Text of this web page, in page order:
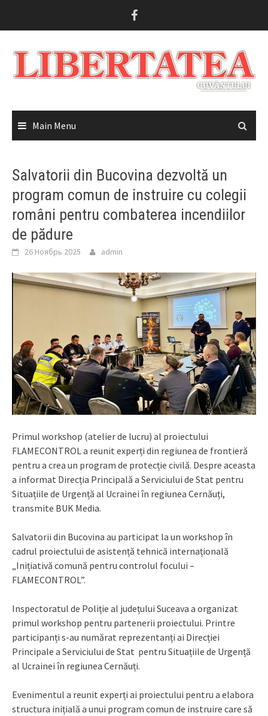
Main Menu
Salvatorii din Bucovina dezvoltă un
program comun de instruire cu colegii
români pentru combaterea incendiilor
de pădure
26 Ноябрь 2025 admin
Primul workshop (atelier de lucru) al proiectului
FLAMECONTROL a reunit experți din regiunea de frontieră
pentru a crea un program de protecție civilă. Despre aceasta
a informat Direcția Principală a Serviciului de Stat pentru
Situațiile de Urgență al Ucrainei în regiunea Cernăuți,
transmite BUK Media.
Salvatorii din Bucovina au participat la un workshop în
cadrul proiectului de asistență tehnică internațională
„Inițiativă comună pentru controlul focului –
FLAMECONTROL”.
Inspectoratul de Poliție al județului Suceava a organizat
primul workshop pentru partenerii proiectului. Printre
participanți s-au numărat reprezentanți ai Direcției
Principale a Serviciului de Stat pentru Situațiile de Urgență
al Ucrainei în regiunea Cernăuți.
Evenimentul a reunit experți ai proiectului pentru a elabora
structura inițială a unui program comun de instruire care să